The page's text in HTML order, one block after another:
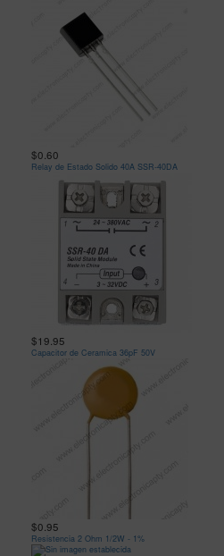
$0.60
Relay de Estado Solido 40A SSR-40DA
$19.95
Capacitor de Ceramica 36pF 50V
$0.95
Resistencia 2 Ohm 1/2W - 1%